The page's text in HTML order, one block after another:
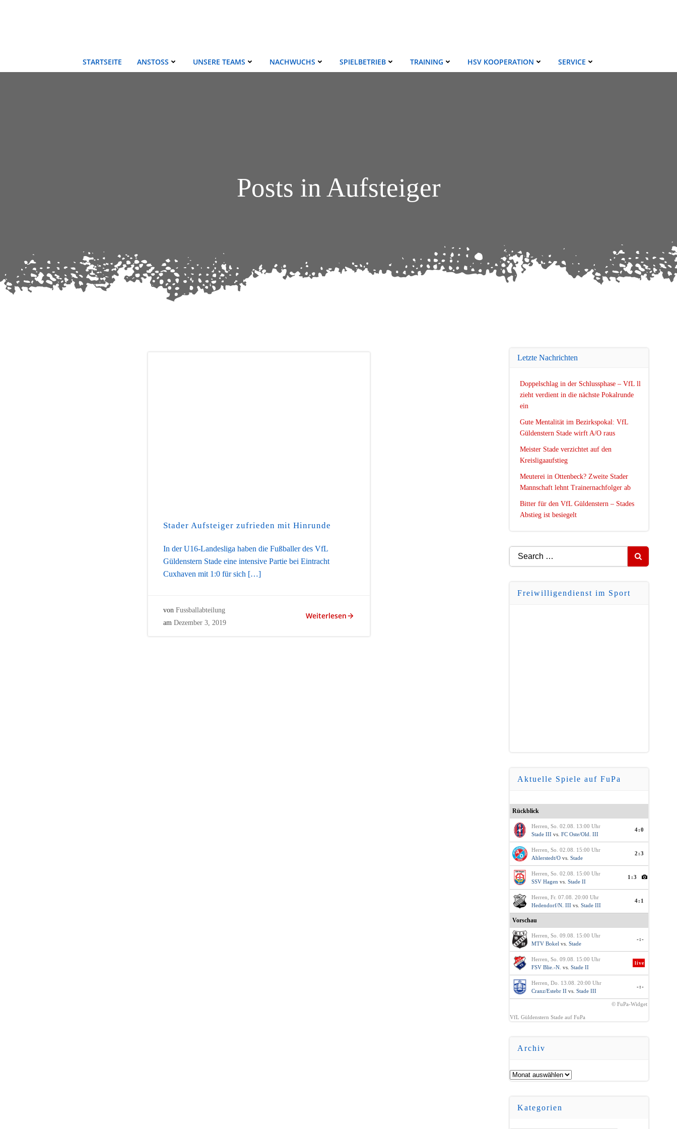
STARTSEITE ANSTOSS UNSERE TEAMS NACHWUCHS SPIELBETRIEB TRAINING HSV KOOPERATION SERVICE
Posts in Aufsteiger
Stader Aufsteiger zufrieden mit Hinrunde
In der U16-Landesliga haben die Fußballer des VfL
Güldenstern Stade eine intensive Partie bei Eintracht
Cuxhaven mit 1:0 für sich […]
von Fussballabteilung
am Dezember 3, 2019
Weiterlesen
Letzte Nachrichten
Doppelschlag in der Schlussphase – VfL ll
zieht verdient in die nächste Pokalrunde
ein
Gute Mentalität im Bezirkspokal: VfL
Güldenstern Stade wirft A/O raus
Meister Stade verzichtet auf den
Kreisligaaufstieg
Meuterei in Ottenbeck? Zweite Stader
Mannschaft lehnt Trainernachfolger ab
Bitter für den VfL Güldenstern – Stades
Abstieg ist besiegelt
Search
for:
Freiwilligendienst im Sport
Aktuelle Spiele auf FuPa
Rückblick
Herren, So. 02.08. 13:00 Uhr
Stade III vs. FC Oste/Old. III
4:0
Herren, So. 02.08. 15:00 Uhr
Ahlerstedt/Ovs. Stade
2:3
Herren, So. 02.08. 15:00 Uhr
SSV Hagen vs. Stade II
1:3
Herren, Fr. 07.08. 20:00 Uhr
Hedendorf/N. III vs. Stade III
4:1
Vorschau
Herren, So. 09.08. 15:00 Uhr
MTV Bokel vs. Stade
-:-
Herren, So. 09.08. 15:00 Uhr
FSV Blie.-N. vs. Stade II
live
Herren, Do. 13.08. 20:00 Uhr
Cranz/Estebr II vs. Stade III
-:-
© FuPa-Widget
VfL Güldenstern Stade auf FuPa
Archiv
Archiv
Kategorien